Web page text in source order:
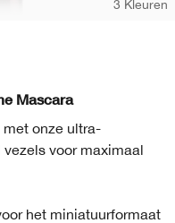
3 Kleuren
Mascara
onze ultra-
voor maximaal
het miniatuurformaat